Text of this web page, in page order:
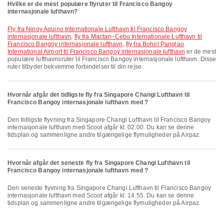
Hvilke er de mest populære flyruter til Francisco Bangoy
internasjonale lufthavn?
fly fra Ninoy Aquino Internationale Lufthavn til Francisco Bangoy
internasjonale lufthavn, fly fra Mactan–Cebu Internationale Lufthavn til
Francisco Bangoy internasjonale lufthavn , fly fra Bohol Panglao
International Airport til Francisco Bangoy internasjonale lufthavn er de mest
populære lufthavnsruter til Francisco Bangoy internasjonale lufthavn. Disse
ruter tilbyder bekvemme forbindelser til din rejse.
Hvornår afgår det tidligste fly fra Singapore Changi Lufthavn til
Francisco Bangoy internasjonale lufthavn med ?
Den tidligste flyvning fra Singapore Changi Lufthavn til Francisco Bangoy
internasjonale lufthavn med Scoot afgår kl. 02.00. Du kan se denne
tidsplan og sammenligne andre tilgængelige flymuligheder på Airpaz.
Hvornår afgår det seneste fly fra Singapore Changi Lufthavn til
Francisco Bangoy internasjonale lufthavn med ?
Den seneste flyvning fra Singapore Changi Lufthavn til Francisco Bangoy
internasjonale lufthavn med Scoot afgår kl. 14.55. Du kan se denne
tidsplan og sammenligne andre tilgængelige flymuligheder på Airpaz.